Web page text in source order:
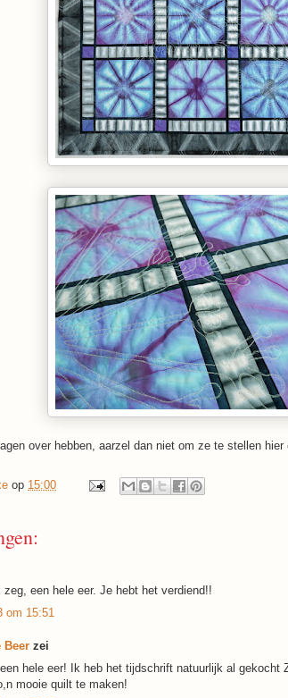
over hebben, aarzel dan niet om ze te stellen hier
op 15:00
zeg, een hele eer. Je hebt het verdiend!!
om 15:51
Beer zei
hele eer! Ik heb het tijdschrift natuurlijk al gekocht
mooie quilt te maken!